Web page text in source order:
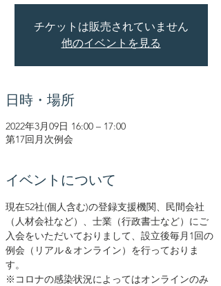
チケットは販売されていません
他のイベントを見る
日時・場所
2022年3月09日 16:00 – 17:00
第17回月次例会
イベントについて
現在52社(個人含む)の登録支援機関、民間会社
（人材会社など）、士業（行政書士など）にご
入会をいただいておりまして、設立後毎月1回の
例会（リアル＆オンライン）を行っておりま
す。
※コロナの感染状況によってはオンラインのみ